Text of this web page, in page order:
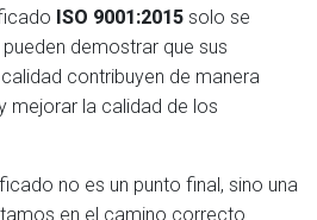
ISO 9001:2015 solo se
demostrar que sus
contribuyen de manera
mejorar la calidad de los
no es un punto final, sino una
en el camino correcto.